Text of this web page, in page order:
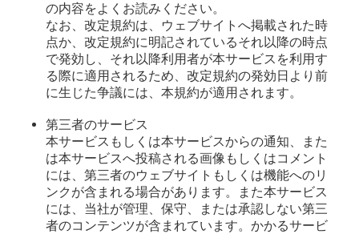
の内容をよくお読みください。
なお、改定規約は、ウェブサイトへ掲載された時
点か、改定規約に明記されているそれ以降の時点
で発効し、それ以降利用者が本サービスを利用す
る際に適用されるため、改定規約の発効日より前
に生じた争議には、本規約が適用されます。
第三者のサービス
本サービスもしくは本サービスからの通知、また
は本サービスへ投稿される画像もしくはコメント
には、第三者のウェブサイトもしくは機能へのリ
ンクが含まれる場合があります。また本サービス
には、当社が管理、保守、または承認しない第三
者のコンテンツが含まれています。かかるサービ